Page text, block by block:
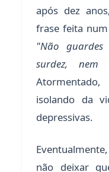
após dez
frase feita
"Não
surdez,
isolando da
depressivas.
não deixar